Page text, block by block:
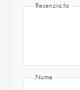
Recenzia ta
Nume